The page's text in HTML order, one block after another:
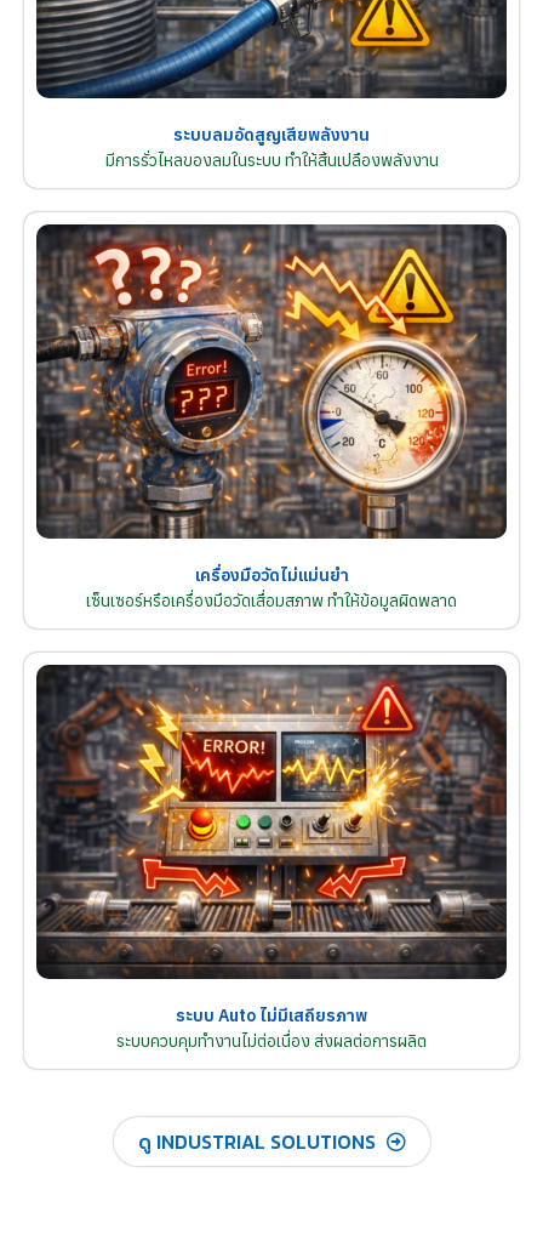
ระบบลมอัดสูญเสียพลังงาน
มีการรั่วไหลของลมในระบบ ทำให้สิ้นเปลืองพลังงาน
เครื่องมือวัดไม่แม่นยำ
เซ็นเซอร์หรือเครื่องมือวัดเสื่อมสภาพ ทำให้ข้อมูลผิดพลาด
ระบบ Auto ไม่มีเสถียรภาพ
ระบบควบคุมทำงานไม่ต่อเนื่อง ส่งผลต่อการผลิต
ดู INDUSTRIAL SOLUTIONS